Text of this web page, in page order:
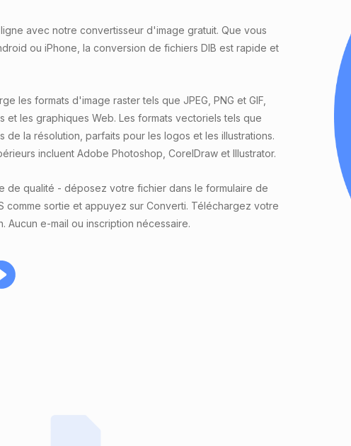
avec notre convertisseur d'image gratuit. Que vous
ou iPhone, la conversion de fichiers DIB est rapide et
les formats d'image raster tels que JPEG, PNG et GIF,
et les graphiques Web. Les formats vectoriels tels que
de la résolution, parfaits pour les logos et les illustrations.
incluent Adobe Photoshop, CorelDraw et Illustrator.
de qualité - déposez votre fichier dans le formulaire de
comme sortie et appuyez sur Converti. Téléchargez votre
Aucun e-mail ou inscription nécessaire.